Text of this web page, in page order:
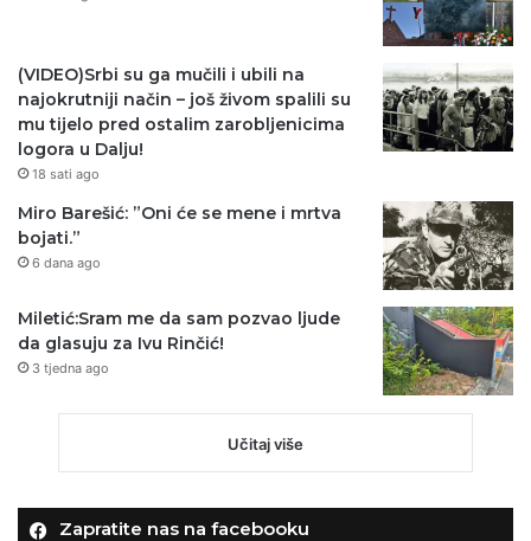
(VIDEO)Srbi su ga mučili i ubili na
najokrutniji način – još živom spalili su
mu tijelo pred ostalim zarobljenicima
logora u Dalju!
18 sati ago
Miro Barešić: ”Oni će se mene i mrtva
bojati.”
6 dana ago
Miletić:Sram me da sam pozvao ljude
da glasuju za Ivu Rinčić!
3 tjedna ago
Učitaj više
Zapratite nas na facebooku